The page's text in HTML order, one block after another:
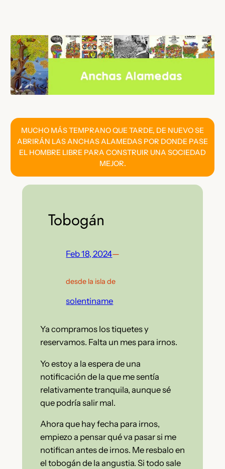
contenido
MUCHO MÁS TEMPRANO QUE TARDE, DE NUEVO SE
ABRIRÁN LAS ANCHAS ALAMEDAS POR DONDE PASE
EL HOMBRE LIBRE PARA CONSTRUIR UNA SOCIEDAD
MEJOR.
Tobogán
Feb 18, 2024—
desde la isla de
solentiname
Ya compramos los tiquetes y
reservamos. Falta un mes para irnos.
Yo estoy a la espera de una
notificación de la que me sentía
relativamente tranquila, aunque sé
que podría salir mal.
Ahora que hay fecha para irnos,
empiezo a pensar qué va pasar si me
notifican antes de irnos. Me resbalo en
el tobogán de la angustia. Si todo sale